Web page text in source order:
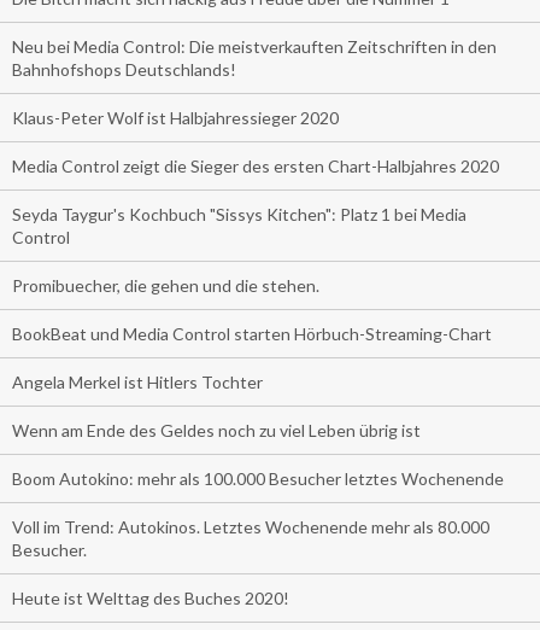
Neu bei Media Control: Die meistverkauften Zeitschriften in den
Bahnhofshops Deutschlands!
Klaus-Peter Wolf ist Halbjahressieger 2020
Media Control zeigt die Sieger des ersten Chart-Halbjahres 2020
Seyda Taygur's Kochbuch "Sissys Kitchen": Platz 1 bei Media
Control
Promibuecher, die gehen und die stehen.
BookBeat und Media Control starten Hörbuch-Streaming-Chart
Angela Merkel ist Hitlers Tochter
Wenn am Ende des Geldes noch zu viel Leben übrig ist
Boom Autokino: mehr als 100.000 Besucher letztes Wochenende
Voll im Trend: Autokinos. Letztes Wochenende mehr als 80.000
Besucher.
Heute ist Welttag des Buches 2020!